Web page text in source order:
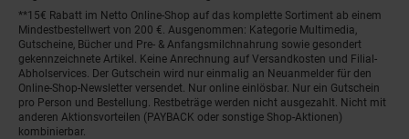
**15€ Rabatt im Netto Online-Shop auf das komplette Sortiment ab einem
Mindestbestellwert von 200 €. Ausgenommen: Kategorie Multimedia,
Gutscheine, Bücher und Pre- & Anfangsmilchnahrung sowie gesondert
gekennzeichnete Artikel. Keine Anrechnung auf Versandkosten und Filial-
Abholservices. Der Gutschein wird nur einmalig an Neuanmelder für den
Online-Shop-Newsletter versendet. Nur online einlösbar. Nur ein Gutschein
pro Person und Bestellung. Restbeträge werden nicht ausgezahlt. Nicht mit
anderen Aktionsvorteilen (PAYBACK oder sonstige Shop-Aktionen)
kombinierbar.